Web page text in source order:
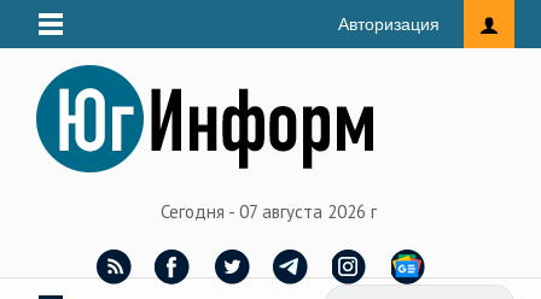
Авторизация
Сегодня - 07 августа 2026 г